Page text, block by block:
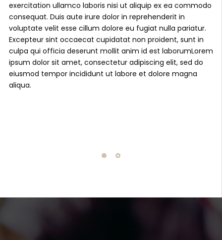
exercitation ullamco laboris nisi ut aliquip ex ea commodo
consequat. Duis aute irure dolor in reprehenderit in
voluptate velit esse cillum dolore eu fugiat nulla pariatur.
Excepteur sint occaecat cupidatat non proident, sunt in
culpa qui officia deserunt mollit anim id est laborumLorem
ipsum dolor sit amet, consectetur adipiscing elit, sed do
eiusmod tempor incididunt ut labore et dolore magna
aliqua.